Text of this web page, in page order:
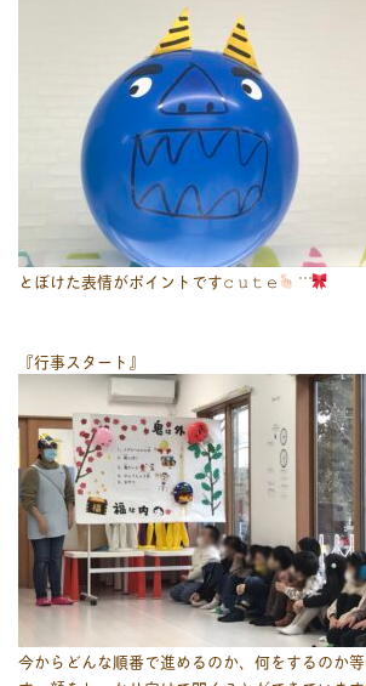
とぼけた表情がポイントです𝚌 𝚞 𝚝 𝚎 ͗ ͗‬ ͗
『行事スタート』
今からどんな順番で進めるのか、何をするのか